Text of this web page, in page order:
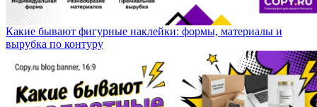
Какие бывают фигурные наклейки: формы, материалы и
вырубка по контуру